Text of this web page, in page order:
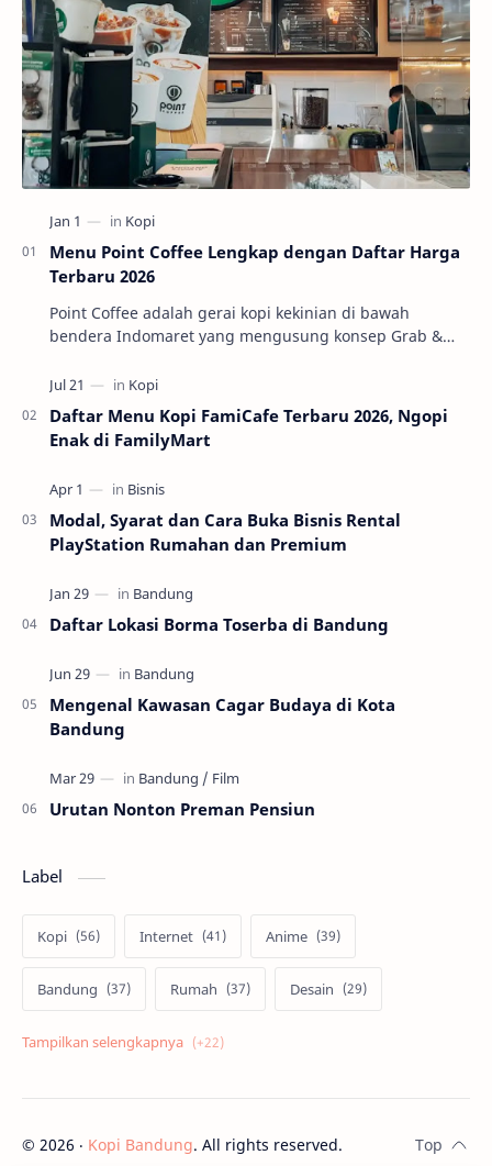
Menu Point Coffee Lengkap dengan Daftar Harga
Terbaru 2026
Point Coffee adalah gerai kopi kekinian di bawah
bendera Indomaret yang mengusung konsep Grab &
Daftar Menu Kopi FamiCafe Terbaru 2026, Ngopi
Enak di FamilyMart
Modal, Syarat dan Cara Buka Bisnis Rental
PlayStation Rumahan dan Premium
Daftar Lokasi Borma Toserba di Bandung
Mengenal Kawasan Cagar Budaya di Kota
Bandung
Urutan Nonton Preman Pensiun
Label
Kopi Internet Anime
Bandung Rumah Desain
Psikologi Film
Tekno Skill Cosplay
Kuliner Bisnis Android
© 2026 ‧ Kopi Bandung. All rights reserved.